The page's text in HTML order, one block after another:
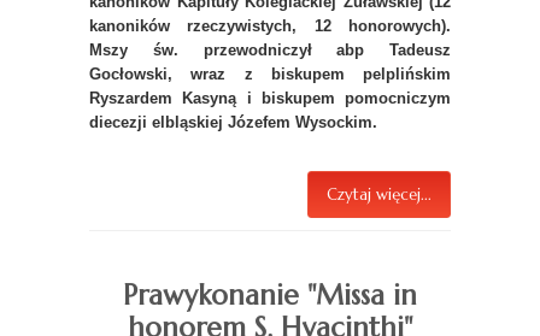
kanoników rzeczywistych, 12 honorowych).
Mszy św. przewodniczył abp Tadeusz
Gocłowski, wraz z biskupem pelplińskim
Ryszardem Kasyną i biskupem pomocniczym
diecezji elbląskiej Józefem Wysockim.
Czytaj więcej...
Prawykonanie "Missa in
honorem S. Hyacinthi"